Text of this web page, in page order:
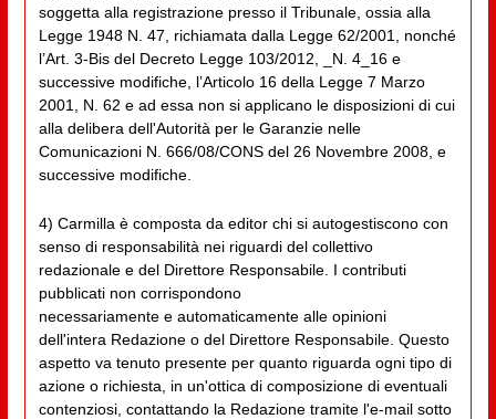
soggetta alla registrazione presso il Tribunale, ossia alla
Legge 1948 N. 47, richiamata dalla Legge 62/2001, nonché
l’Art. 3-Bis del Decreto Legge 103/2012, _N. 4_16 e
successive modifiche, l’Articolo 16 della Legge 7 Marzo
2001, N. 62 e ad essa non si applicano le disposizioni di cui
alla delibera dell'Autorità per le Garanzie nelle
Comunicazioni N. 666/08/CONS del 26 Novembre 2008, e
successive modifiche.
4) Carmilla è composta da editor chi si autogestiscono con
senso di responsabilità nei riguardi del collettivo
redazionale e del Direttore Responsabile. I contributi
pubblicati non corrispondono
necessariamente e automaticamente alle opinioni
dell'intera Redazione o del Direttore Responsabile. Questo
aspetto va tenuto presente per quanto riguarda ogni tipo di
azione o richiesta, in un'ottica di composizione di eventuali
contenziosi, contattando la Redazione tramite l'e-mail sotto